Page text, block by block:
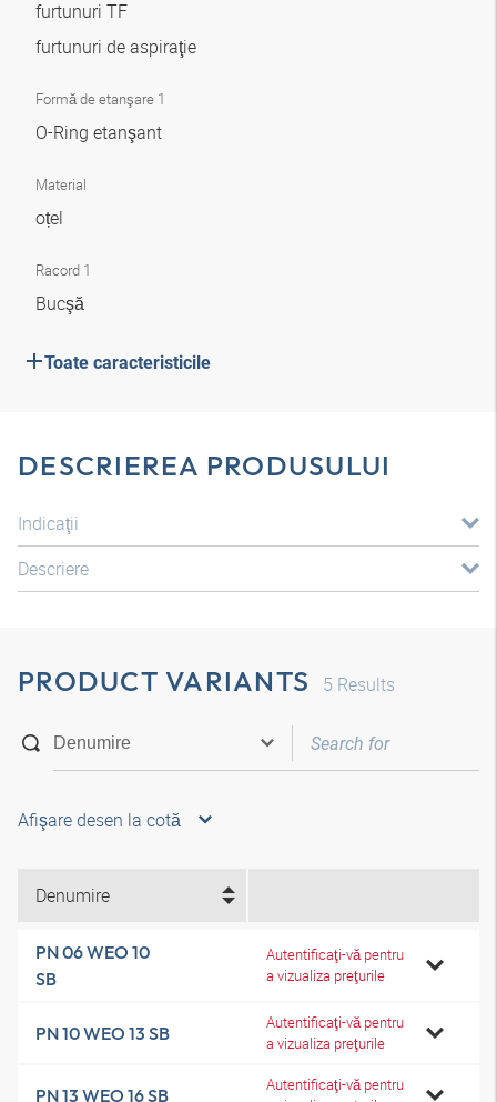
furtunuri TF
furtunuri de aspiraţie
Formă de etanşare 1
O-Ring etanşant
Material
oțel
Racord 1
Bucşă
Toate caracteristicile
DESCRIEREA PRODUSULUI
Indicaţii
Descriere
PRODUCT VARIANTS 5 Results
Afişare desen la cotă
Denumire
PN 06 WEO 10
SB
Autentificaţi-vă pentru
a vizualiza preţurile
PN 10 WEO 13 SB
Autentificaţi-vă pentru
a vizualiza preţurile
PN 13 WEO 16 SB
Autentificaţi-vă pentru